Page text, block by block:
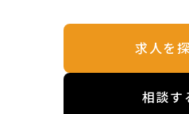
求人を
相談す